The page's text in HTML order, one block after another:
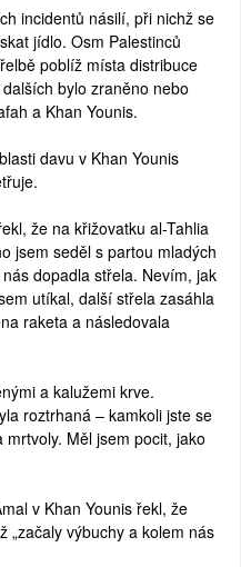
incidentů násilí, při nichž se
jídlo. Osm Palestinců
poblíž místa distribuce
bylo zraněno nebo
a Khan Younis.
davu v Khan Younis
že na křižovatku al-Tahlia
jsem seděl s partou mladých
dopadla střela. Nevím, jak
utíkal, další střela zasáhla
raketa a následovala
a kalužemi krve.
roztrhaná – kamkoli jste se
Měl jsem pocit, jako
v Khan Younis řekl, že
„začaly výbuchy a kolem nás